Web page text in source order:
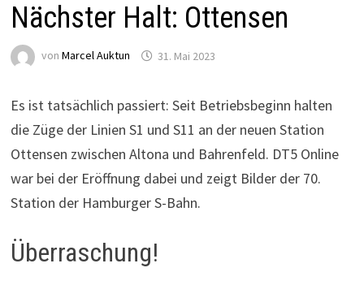
Nächster Halt: Ottensen
von Marcel Auktun 31. Mai 2023
Es ist tatsächlich passiert: Seit Betriebsbeginn halten
die Züge der Linien S1 und S11 an der neuen Station
Ottensen zwischen Altona und Bahrenfeld. DT5 Online
war bei der Eröffnung dabei und zeigt Bilder der 70.
Station der Hamburger S-Bahn.
Überraschung!